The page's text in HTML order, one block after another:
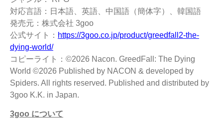
対応言語：日本語、英語、中国語（簡体字）、韓国語
発売元：株式会社 3goo
公式サイト： https://3goo.co.jp/product/greedfall2-the-
dying-world/
コピーライト：©2026 Nacon. GreedFall: The Dying
World ©2026 Published by NACON & developed by
Spiders. All rights reserved. Published and distributed by
3goo K.K. in Japan.
3goo について